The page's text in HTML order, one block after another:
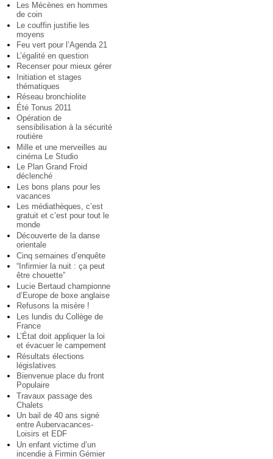
Les Mécènes en hommes
de coin
Le couffin justifie les
moyens
Feu vert pour l’Agenda 21
L’égalité en question
Recenser pour mieux gérer
Initiation et stages
thématiques
Réseau bronchiolite
Été Tonus 2011
Opération de
sensibilisation à la sécurité
routière
Mille et une merveilles au
cinéma Le Studio
Le Plan Grand Froid
déclenché
Les bons plans pour les
vacances
Les médiathèques, c’est
gratuit et c’est pour tout le
monde
Découverte de la danse
orientale
Cinq semaines d’enquête
“Infirmier la nuit : ça peut
être chouette”
Lucie Bertaud championne
d’Europe de boxe anglaise
Refusons la misère !
Les lundis du Collège de
France
L’État doit appliquer la loi
et évacuer le campement
Résultats élections
législatives
Bienvenue place du front
Populaire
Travaux passage des
Chalets
Un bail de 40 ans signé
entre Aubervacances-
Loisirs et EDF
Un enfant victime d’un
incendie à Firmin Gémier